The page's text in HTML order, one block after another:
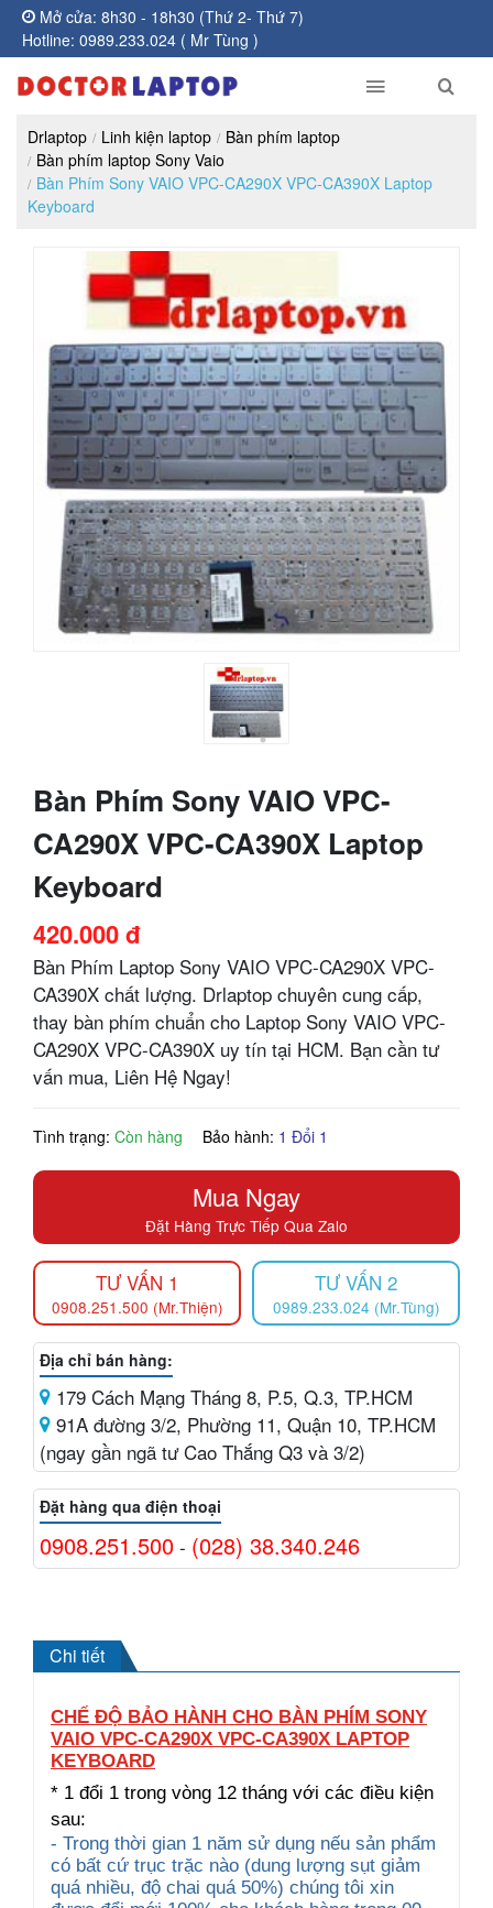
Mở cửa: 8h30 - 18h30 (Thứ 2- Thứ 7)
Hotline: 0989.233.024 ( Mr Tùng )
Drlaptop Linh kiện laptop
Bàn phím laptop
Bàn phím laptop Sony Vaio
Bàn Phím Sony VAIO VPC-CA290X VPC-CA390X Laptop
Keyboard
Bàn Phím Sony VAIO VPC-
CA290X VPC-CA390X Laptop
Keyboard
420.000 đ
Bàn Phím Laptop Sony VAIO VPC-CA290X VPC-
CA390X chất lượng. Drlaptop chuyên cung cấp,
thay bàn phím chuẩn cho Laptop Sony VAIO VPC-
CA290X VPC-CA390X uy tín tại HCM. Bạn cần tư
vấn mua, Liên Hệ Ngay!
Tình trạng: Còn hàng Bảo hành: 1 Đổi 1
Mua Ngay
Đặt Hàng Trực Tiếp Qua Zalo
TƯ VẤN 1
0908.251.500 (Mr.Thiện)
TƯ VẤN 2
0989.233.024 (Mr.Tùng)
Địa chỉ bán hàng:
179 Cách Mạng Tháng 8, P.5, Q.3, TP.HCM
91A đường 3/2, Phường 11, Quận 10, TP.HCM
(ngay gần ngã tư Cao Thắng Q3 và 3/2)
Đặt hàng qua điện thoại
0908.251.500 - (028) 38.340.246
Chi tiết
CHẾ ĐỘ BẢO HÀNH CHO BÀN PHÍM SONY
VAIO VPC-CA290X VPC-CA390X LAPTOP
KEYBOARD
* 1 đổi 1 trong vòng 12 tháng với các điều kiện
sau:
- Trong thời gian 1 năm sử dụng nếu sản phẩm
có bất cứ trục trặc nào (dung lượng sụt giảm
quá nhiều, độ chai quá 50%) chúng tôi xin